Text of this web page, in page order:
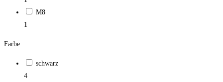
M8
1
Farbe
schwarz
4